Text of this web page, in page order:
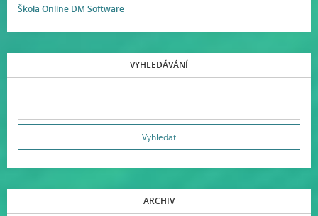
Škola Online DM Software
VYHLEDÁVÁNÍ
ARCHIV